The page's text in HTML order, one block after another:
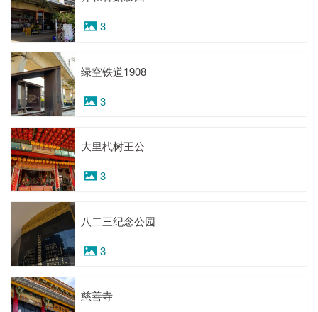
3
绿空铁道1908
3
大里杙树王公
3
八二三纪念公园
3
慈善寺